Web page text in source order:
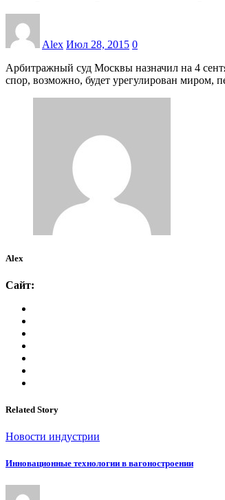
Alex Июл 28, 2015 0
Арбитражный суд Москвы назначил на 4
спор, возможно, будет урегулирован миром,
Alex
Сайт:
Related Story
Новости индустрии
Инновационные технологии в вагоностроении